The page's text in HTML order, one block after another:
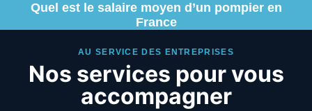
Quel est le salaire moyen d’un pompier en
France
AU SERVICE DES ENTREPRISES
Nos services pour vous
accompagner